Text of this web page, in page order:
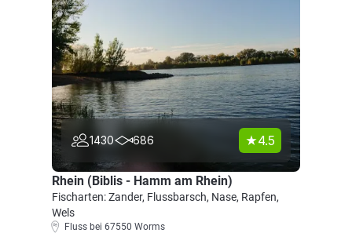
1430 686 4.5
Rhein (Biblis - Hamm am Rhein)
Fischarten: Zander, Flussbarsch, Nase, Rapfen,
Wels
Fluss bei 67550 Worms